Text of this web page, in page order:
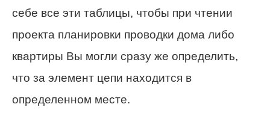
себе все эти таблицы, чтобы при чтении
проекта планировки проводки дома либо
квартиры Вы могли сразу же определить,
что за элемент цепи находится в
определенном месте.